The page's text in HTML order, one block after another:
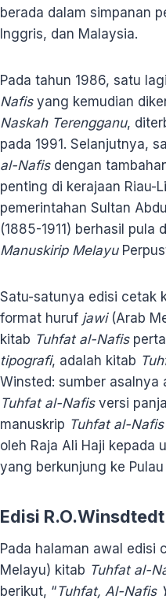
berada dalam simpanan
Inggris, dan Malaysia.
Pada tahun 1986, satu
Nafisyang kemudian
Naskah Terengganu,
pada 1991. Selanjutnya,
al-Nafisdengan
penting di kerajaan Riau-
pemerintahan Sultan
(1885-1911) berhasil pula
Manuskirip Melayu
Satu-satunya edisi cetak
format huruf jawi (Arab
kitab Tuhfat al-Nafis
tipografi, adalah kitab
Winsted: sumber asalnya
Tuhfat al-Nafisversi
manuskrip Tuhfat al-Nafis
oleh Raja Ali Haji kepada
yang berkunjung ke
Edisi R.O.Winsdtedt
Pada halaman awal edisi
Melayu) kitab Tuhfat al-
berikut, “Tuhfat, Al-Nafis